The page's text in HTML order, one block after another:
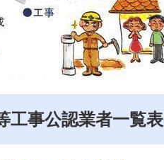
工事公認業者一覧表